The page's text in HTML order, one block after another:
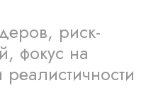
риск-
фокус на